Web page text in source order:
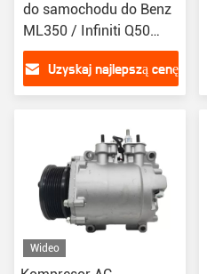
do samochodu do Benz
ML350 / Infiniti Q50
A0002309111 447260-
3260 A0022306511
Uzyskaj najlepszą cenę
Wideo